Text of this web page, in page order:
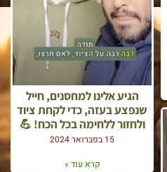
הגיע אלינו למחסנים, חייל
שנפצע בעזה, כדי לקחת ציוד
ולחזור ללחימה בכל הכח! 💪
15 בפברואר 2024
קרא עוד »